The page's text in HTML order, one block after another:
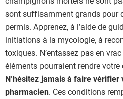
sont suffisamment grands pour
permis. Apprenez, à l’aide de
initiations à la mycologie, à
toxiques. N’entassez pas en
éléments pourraient rendre
N’hésitez jamais à faire vérifier
pharmacien. Ces conditions